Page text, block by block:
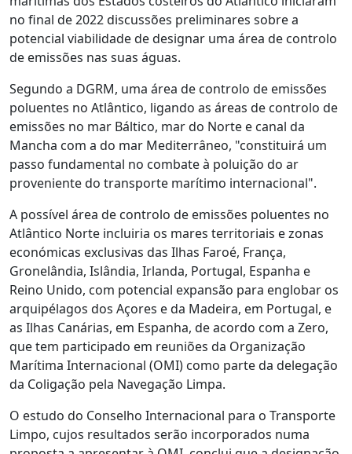
no final de 2022 discussões preliminares sobre a
potencial viabilidade de designar uma área de controlo
de emissões nas suas águas.
Segundo a DGRM, uma área de controlo de emissões
poluentes no Atlântico, ligando as áreas de controlo de
emissões no mar Báltico, mar do Norte e canal da
Mancha com a do mar Mediterrâneo, "constituirá um
passo fundamental no combate à poluição do ar
proveniente do transporte marítimo internacional".
A possível área de controlo de emissões poluentes no
Atlântico Norte incluiria os mares territoriais e zonas
económicas exclusivas das Ilhas Faroé, França,
Gronelândia, Islândia, Irlanda, Portugal, Espanha e
Reino Unido, com potencial expansão para englobar os
arquipélagos dos Açores e da Madeira, em Portugal, e
as Ilhas Canárias, em Espanha, de acordo com a Zero,
que tem participado em reuniões da Organização
Marítima Internacional (OMI) como parte da delegação
da Coligação pela Navegação Limpa.
O estudo do Conselho Internacional para o Transporte
Limpo, cujos resultados serão incorporados numa